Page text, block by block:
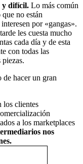
y difícil. Lo más común
no están
por «gangas».
les cuesta mucho
cada día y de esta
con todas las
piezas.
de hacer un gran
los clientes
a los marketplaces
nos